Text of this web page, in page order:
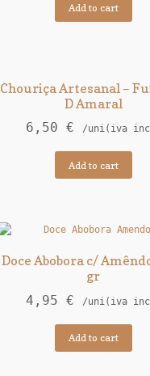
Add to cart
Chouriça Artesanal –
D Amaral
6,50 € /uni(iva
Add to cart
Doce Abobora c/
gr
4,95 € /uni(iva
Add to cart